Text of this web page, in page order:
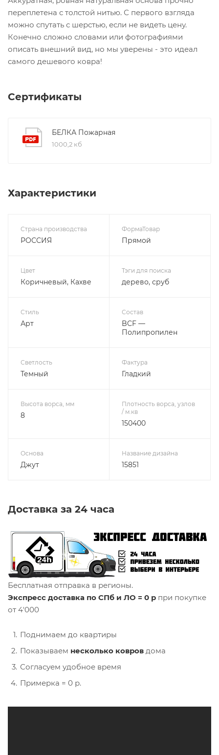
переплетена с толстой нитью. С первого взгляда
можно спутать с шерстью, если не видеть цену.
Конечно сложно словами или фотографиями
описать внешний вид, но мы уверены - это идеал
самого дешевого ковра!
Сертификаты
БЕЛКА Пожарная
1000,2 кб
Характеристики
Страна производства
РОССИЯ
ФормаТовар
Прямой
Цвет
Коричневый, Кахве
Тэги для поиска
дерево, сруб
Стиль
Арт
Состав
BCF —
Полипропилен
Светлость
Темный
Фактура
Гладкий
Высота ворса, мм
8
Плотность ворса, узлов
/ м.кв
150400
Основа
Джут
Название дизайна
15851
Доставка за 24 часа
Бесплатная отправка в регионы.
Экспресс доставка по СПб и ЛО = 0 р при покупке
от 4'000
Поднимаем до квартиры
Показываем несколько ковров дома
Согласуем удобное время
Примерка = 0 р.